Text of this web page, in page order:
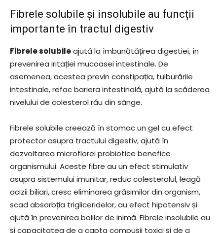
Fibrele solubile și insolubile au funcții
importante în tractul digestiv
Fibrele solubileajută la îmbunătățirea digestiei, în
prevenirea iritației mucoasei intestinale. De
asemenea, acestea previn constipația, tulburările
intestinale, refac bariera intestinală, ajută la scăderea
nivelului de colesterol rău din sânge.
Fibrele solubile creează în stomac un gel cu efect
protector asupra tractului digestiv, ajută în
dezvoltarea microflorei probiotice benefice
organismului. Aceste fibre au un efect stimulativ
asupra sistemului imunitar, reduc colesterolul, leagă
acizii biliari, cresc eliminarea grăsimilor din organism,
scad absorbția trigliceridelor, au efect hipotensiv și
ajută în prevenirea bolilor de inimă. Fibrele insolubile au
și capacitatea de a capta compușii toxici și de a